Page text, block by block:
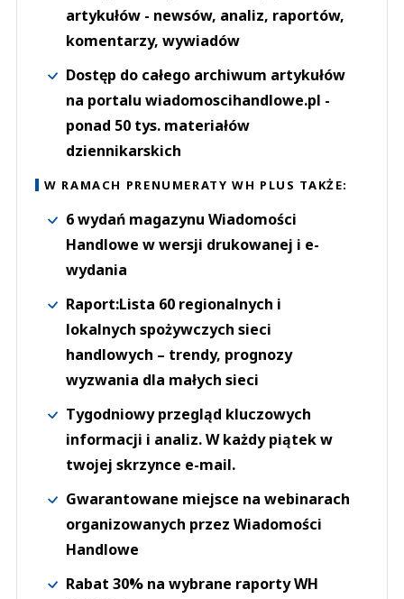
artykułów - newsów, analiz, raportów,
komentarzy, wywiadów
Dostęp do całego archiwum artykułów
na portalu wiadomoscihandlowe.pl -
ponad 50 tys. materiałów
dziennikarskich
W RAMACH PRENUMERATY WH PLUS TAKŻE:
6 wydań magazynu Wiadomości
Handlowe w wersji drukowanej i e-
wydania
Raport:Lista 60 regionalnych i
lokalnych spożywczych sieci
handlowych – trendy, prognozy
wyzwania dla małych sieci
Tygodniowy przegląd kluczowych
informacji i analiz. W każdy piątek w
twojej skrzynce e-mail.
Gwarantowane miejsce na webinarach
organizowanych przez Wiadomości
Handlowe
Rabat 30% na wybrane raporty WH